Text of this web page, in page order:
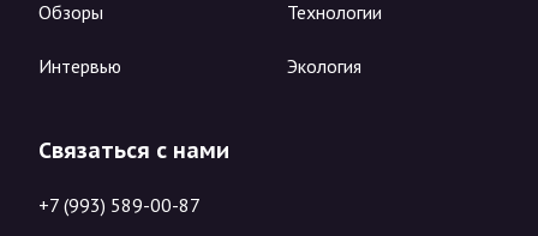
Обзоры
Интервью
Технологии
Экология
Связаться с нами
+7 (993) 589-00-87